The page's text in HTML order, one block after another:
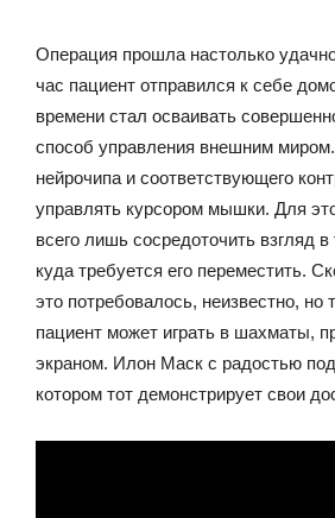
Операция прошла настолько
час пациент отправился к себе
времени стал осваивать
способ управления внешним
нейрочипа и соответствующего
управлять курсором мышки. Для
всего лишь сосредоточить взгляд
куда требуется его переместить.
это потребовалось, неизвестно,
пациент может играть в шахматы,
экраном. Илон Маск с радостью
котором тот демонстрирует свои